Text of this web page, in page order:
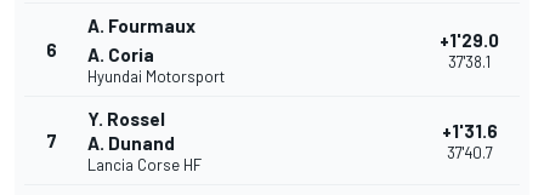
6
A. Fourmaux
A. Coria
Hyundai Motorsport
+1'29.0
37'38.1
7
Y. Rossel
A. Dunand
Lancia Corse HF
+1'31.6
37'40.7